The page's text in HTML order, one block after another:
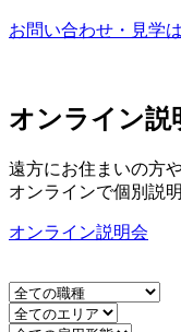
お問い合わせ・見学
オンライン説
遠方にお住まいの方
オンラインで個別説
オンライン説明会